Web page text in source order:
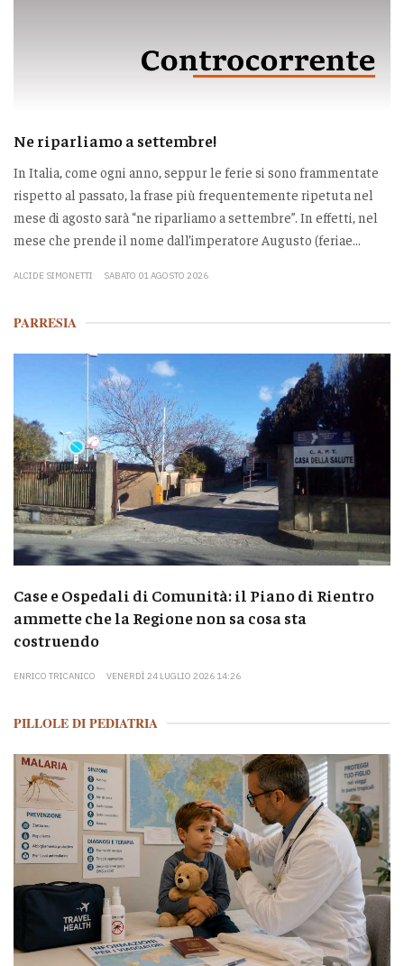
Ne riparliamo a settembre!
In Italia, come ogni anno, seppur le ferie si sono frammentate
rispetto al passato, la frase più frequentemente ripetuta nel
mese di agosto sarà “ne riparliamo a settembre”. In effetti, nel
mese che prende il nome dall’imperatore Augusto (feriae...
ALCIDE SIMONETTI SABATO 01 AGOSTO 2026
PARRESIA
Case e Ospedali di Comunità: il Piano di Rientro
ammette che la Regione non sa cosa sta
costruendo
ENRICO TRICANICO VENERDÌ 24 LUGLIO 2026 14:26
PILLOLE DI PEDIATRIA